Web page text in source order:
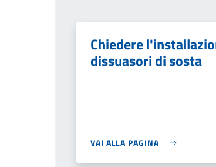
Chiedere
dissuasori di sosta
VAI ALLA PAGINA